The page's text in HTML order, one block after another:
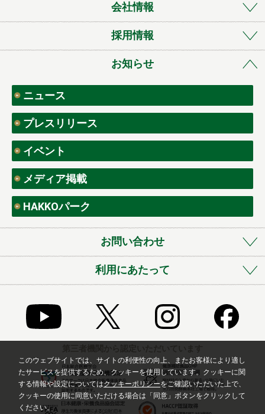
会社情報
採用情報
お知らせ
ニュース
プレスリリース
イベント
メディア掲載
HAKKOパーク
お問い合わせ
利用にあたって
このウェブサイトでは、サイトの利便性の向上、またお客様により適し
たサービスを提供するため、クッキーを使用しています。クッキーに関
する情報や設定についてはクッキーポリシーをご確認いただいた上で、
クッキーの使用に同意いただける場合は「同意」ボタンをクリックして
ください。